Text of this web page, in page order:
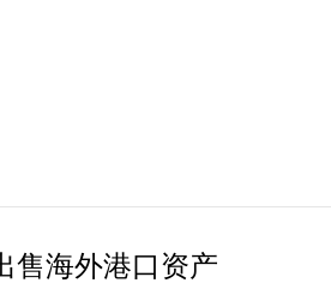
售海外港口资产